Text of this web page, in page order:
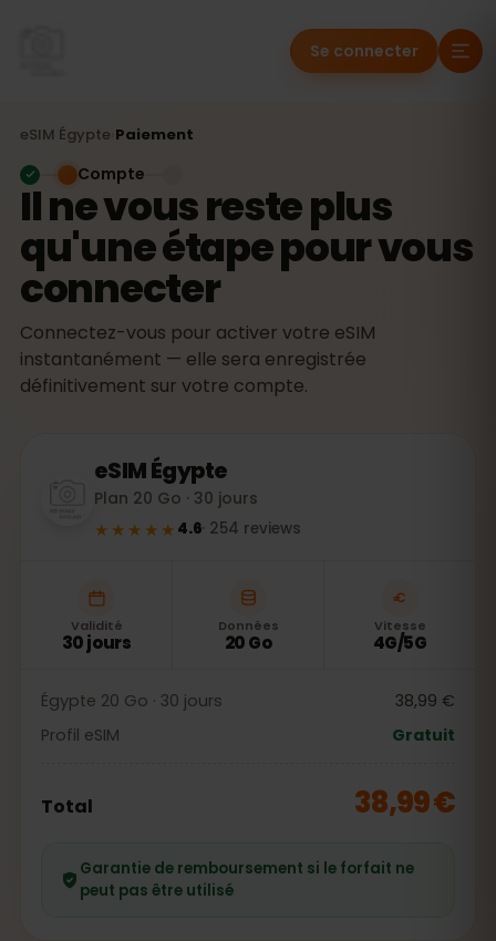
Se connecter
eSIM Égypte Paiement
Il ne vous reste plus
qu'une étape pour vous
connecter
Connectez-vous pour activer votre eSIM
instantanément — elle sera enregistrée
définitivement sur votre compte.
Compte
eSIMÉgypte
Plan 20 Go · 30 jours
★★★★★ 4.6· 254 reviews
Validité
30 jours
Données
20 Go
Vitesse
4G/5G
Égypte 20 Go · 30 jours
38,99 €
Profil eSIM
Gratuit
Total 38,99 €
Garantie de remboursement si le forfait ne
peut pas être utilisé